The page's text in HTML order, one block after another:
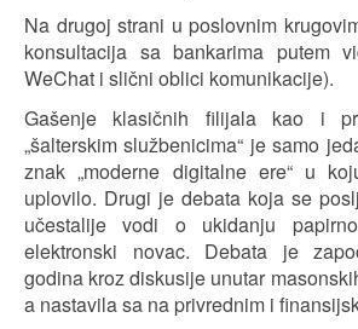
Na drugoj strani u poslovnim
konsultacija sa bankarima putem
WeChat i slični oblici komunikacije).
Gašenje klasičnih filijala kao i
„šalterskim službenicima“ je samo
znak „moderne digitalne ere“ u
uplovilo. Drugi je debata koja se
učestalije vodi o ukidanju
elektronski novac. Debata je
godina kroz diskusije unutar
a nastavila sa na privrednim i